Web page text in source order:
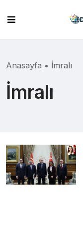
content
Anasayfa • İmralı
İmralı